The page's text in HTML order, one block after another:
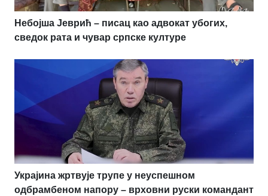
Небојша Јеврић – писац као адвокат убогих,
сведок рата и чувар српске културе
Украјина жртвује трупе у неуспешном
одбрамбеном напору – врховни руски командант